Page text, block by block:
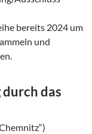
bereits 2024 um
und
das